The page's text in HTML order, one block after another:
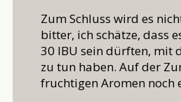
Zum Schluss wird es
bitter, ich schätze, dass
30 IBU sein dürften, mit
zu tun haben. Auf der
fruchtigen Aromen noch